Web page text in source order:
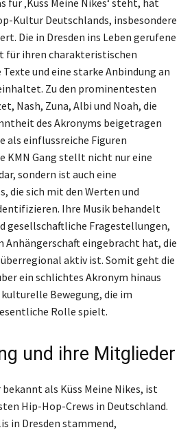
Kultur Deutschlands, insbesondere
Die in Dresden ins Leben gerufene
für ihren charakteristischen
und eine starke Anbindung an
Zu den prominentesten
Nash, Zuna, Albi und Noah, die
des Akronyms beigetragen
als einflussreiche Figuren
KMN Gang stellt nicht nur eine
sondern ist auch eine
die sich mit den Werten und
Ihre Musik behandelt
gesellschaftliche Fragestellungen,
Anhängerschaft eingebracht hat, die
aktiv ist. Somit geht die
ein schlichtes Akronym hinaus
Bewegung, die im
Rolle spielt.
und ihre Mitglieder
bekannt als Küss Meine Nikes, ist
Hip-Hop-Crews in Deutschland.
in Dresden stammend,